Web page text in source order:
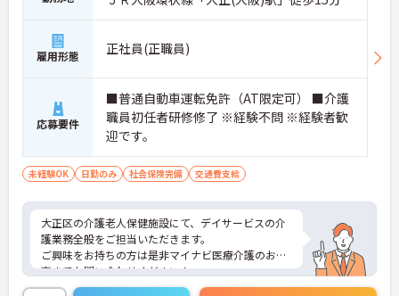
雇用形態 正社員(正職員)
応募要件
■普通自動車運転免許（AT限定可） ■介護
職員初任者研修修了 ※経験不問 ※経験者歓
迎です。
未経験OK 日勤のみ 社会保険完備 交通費支給
大正区の介護老人保健施設にて、デイサービスの介
護業務全般をご担当いただきます。
ご興味をお持ちの方は是非マイナビ医療介護のお仕
事までお問い合わせください！